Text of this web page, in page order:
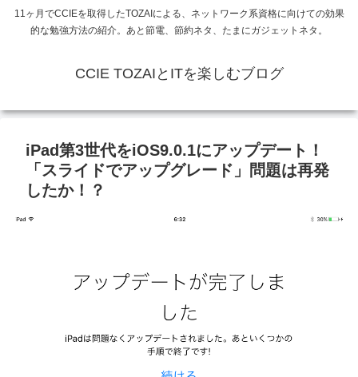
11ヶ月でCCIEを取得したTOZAIによる、ネットワーク系資格に向けての効果
的な勉強方法の紹介。あと節電、節約ネタ、たまにガジェットネタ。
CCIE TOZAIとITを楽しむブログ
iPad第3世代をiOS9.0.1にアップデート！
「スライドでアップグレード」問題は再発
したか！？